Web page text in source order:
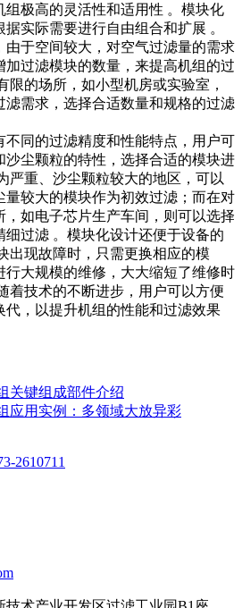
组极高的灵活性和适用性 。模块化
实际需要进行自由组合和扩展 。
由于空间较大，对空气过滤量的需求
过滤模块的数量，来提高机组的过
限的场所，如小型机房或实验室，
滤需求，选择合适数量和规格的过滤
不同的过滤精度和性能特点，用户可
沙尘颗粒的特性，选择合适的模块进
严重、沙尘颗粒较大的地区，可以
量较大的模块作为初效过滤；而在对
，如电子芯片生产车间，则可以选择
过滤 。模块化设计还便于设备的
出现故障时，只需更换相应的模
行大规模的维修，大大缩短了维修时
着技术的不断进步，用户可以方便
代，以提升机组的性能和过滤效果
关键组成部件介绍
应用实例：多领域大放异彩
2610711